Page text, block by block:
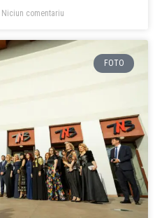
Niciun comentariu
FOTO